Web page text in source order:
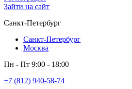
Зайти на сайт
Санкт-Петербург
Санкт-Петербург
Москва
Пн - Пт 9:00 - 18:00
+7 (812) 940-58-74